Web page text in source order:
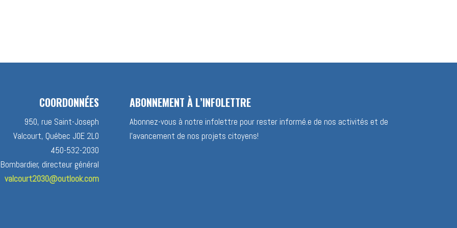
COORDONNÉES
950, rue Saint-Joseph
Valcourt, Québec J0E 2L0
450-532-2030
directeur général
valcourt2030@outlook.com
ABONNEMENT À L’INFOLETTRE
Abonnez-vous à notre infolettre pour rester informé.e de nos activités et de
l’avancement de nos projets citoyens!